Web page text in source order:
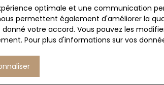
optimale et une communication
permettent également d'améliorer la
votre accord. Vous pouvez les
Pour plus d'informations sur vos